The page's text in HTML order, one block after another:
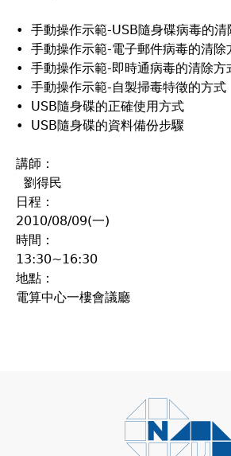
• 手動操作示範-USB隨身碟病毒的清
• 手動操作示範-電子郵件病毒的清除
• 手動操作示範-即時通病毒的清除方
• 手動操作示範-自製掃毒特徵的方式
• USB隨身碟的正確使用方式
• USB隨身碟的資料備份步驟
講師：
劉得民
日程：
2010/08/09(一)
時間：
13:30~16:30
地點：
電算中心一樓會議廳